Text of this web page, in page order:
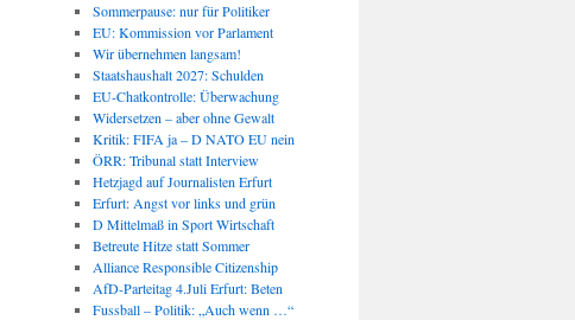
Sommerpause: nur für Politiker
EU: Kommission vor Parlament
Wir übernehmen langsam!
Staatshaushalt 2027: Schulden
EU-Chatkontrolle: Überwachung
Widersetzen – aber ohne Gewalt
Kritik: FIFA ja – D NATO EU nein
ÖRR: Tribunal statt Interview
Hetzjagd auf Journalisten Erfurt
Erfurt: Angst vor links und grün
D Mittelmaß in Sport Wirtschaft
Betreute Hitze statt Sommer
Alliance Responsible Citizenship
AfD-Parteitag 4.Juli Erfurt: Beten
Fussball – Politik: „Auch wenn …“